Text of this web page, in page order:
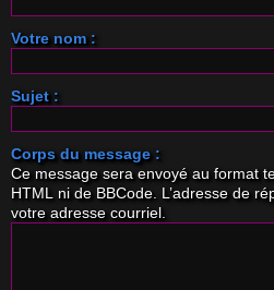
Votre nom :
Sujet :
Corps du message :
Ce message sera envoyé au format
HTML ni de BBCode. L’adresse de
votre adresse courriel.